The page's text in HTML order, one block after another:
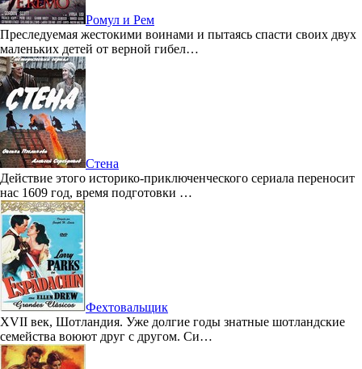
Ромул и Рем
Преследуемая жестокими воинами и пытаясь спасти своих двух
маленьких детей от верной гибел…
Стена
Действие этого историко-приключенческого сериала переносит
нас 1609 год, время подготовки …
Фехтовальщик
XVII век, Шотландия. Уже долгие годы знатные шотландские
семейства воюют друг с другом. Си…